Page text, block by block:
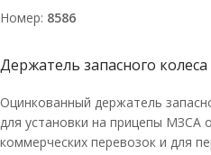
Номер: 8586
Держатель запасного
Оцинкованный держатель
для установки на прицепы МЗСА
коммерческих перевозок и для